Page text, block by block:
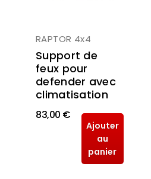
RAPTOR 4x4
Support de
feux pour
defender avec
climatisation
83,00 €
Ajouter
au
panier